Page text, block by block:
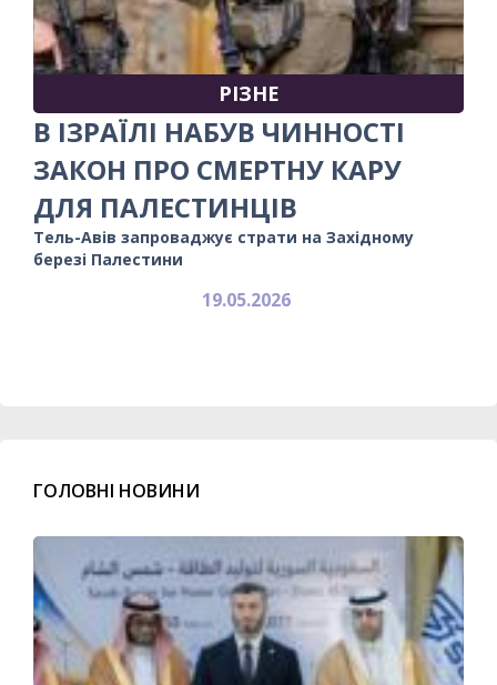
РІЗНЕ
В ІЗРАЇЛІ НАБУВ ЧИННОСТІ
ЗАКОН ПРО СМЕРТНУ КАРУ
ДЛЯ ПАЛЕСТИНЦІВ
Тель-Авів запроваджує страти на Західному
березі Палестини
19.05.2026
ГОЛОВНІ НОВИНИ